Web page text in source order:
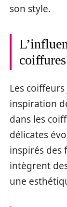
son style.
coiffures
Les
inspiration
dans les
délicates
inspirés des
intègrent
une